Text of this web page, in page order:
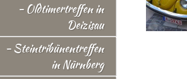
- Oldtimertreffen in
Deizisau
- Steintribünentreffen
in Nürnberg